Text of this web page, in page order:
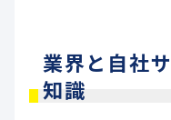
業界と自社
知識